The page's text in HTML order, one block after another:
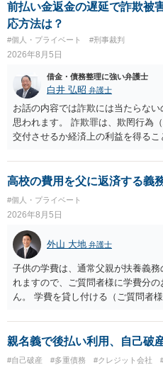
くれるため、弁護士へ自己破産を
前払い金返金の遅延で詐欺被
応方法は？
#個人・プライベート #刑事裁判
2026年8月5日
借金・債務整理に強い弁護士
白井 弘昭 弁護士
お話の内容では詐欺には当たらな
思われます。 詐欺罪は、欺罔行為
交付させるか経済上の利益を得る
ので、詐欺罪の実行行為性が無く
く、相手が真実を話せば警察も取
容を述べた場合は、捜査はあるか
て、真実を説明すれば、「ちゃんと
ことだと思われます。 また、返せ
のは致し方ありません。真摯に分割
くのみでしょう。 以上、ご参考まで
高校の費用を父に返済する義
#個人・プライベート
2026年8月5日
外山 大地 弁護士
子供の学費は、通常父親が扶養義
れますので、ご質問者様に学費分
ん。 学費を貸し付ける（ご質問者
ょう。
親名義で後払い利用、自己破
#自己破産 #多重債務 #クレジット会社